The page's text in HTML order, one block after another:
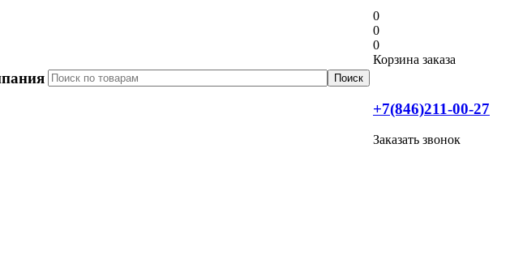
0
0
0
Корзина заказа
+7(846)211-00-27
Заказать звонок